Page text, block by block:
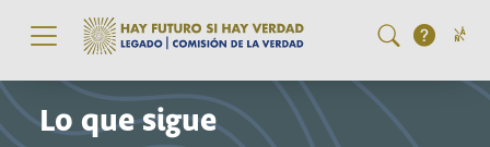
Pasar al contenido principal
Lo que sigue